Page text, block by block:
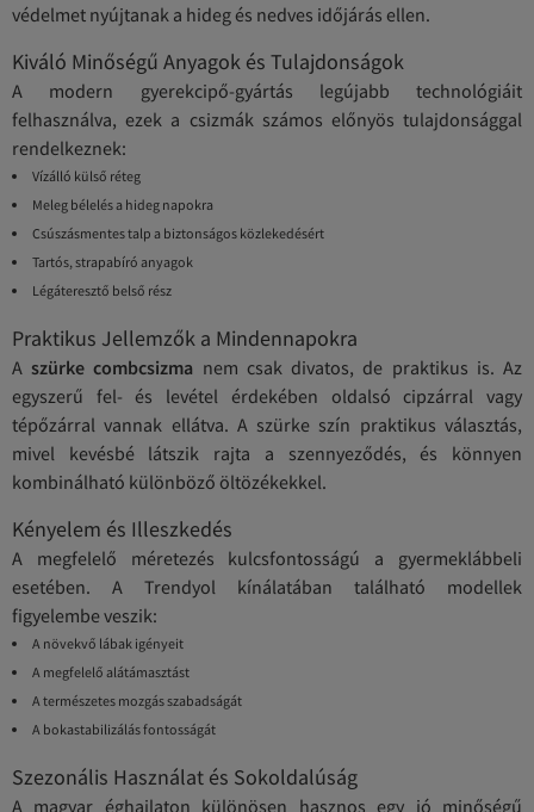
védelmet nyújtanak a hideg és nedves időjárás ellen.
Kiváló Minőségű Anyagok és Tulajdonságok
A modern gyerekcipő-gyártás legújabb technológiáit
felhasználva, ezek a csizmák számos előnyös tulajdonsággal
rendelkeznek:
Vízálló külső réteg
Meleg bélelés a hideg napokra
Csúszásmentes talp a biztonságos közlekedésért
Tartós, strapabíró anyagok
Légáteresztő belső rész
Praktikus Jellemzők a Mindennapokra
A szürke combcsizma nem csak divatos, de praktikus is. Az
egyszerű fel- és levétel érdekében oldalsó cipzárral vagy
tépőzárral vannak ellátva. A szürke szín praktikus választás,
mivel kevésbé látszik rajta a szennyeződés, és könnyen
kombinálható különböző öltözékekkel.
Kényelem és Illeszkedés
A megfelelő méretezés kulcsfontosságú a gyermeklábbeli
esetében. A Trendyol kínálatában található modellek
figyelembe veszik:
A növekvő lábak igényeit
A megfelelő alátámasztást
A természetes mozgás szabadságát
A bokastabilizálás fontosságát
Szezonális Használat és Sokoldalúság
A magyar éghajlaton különösen hasznos egy jó minőségű